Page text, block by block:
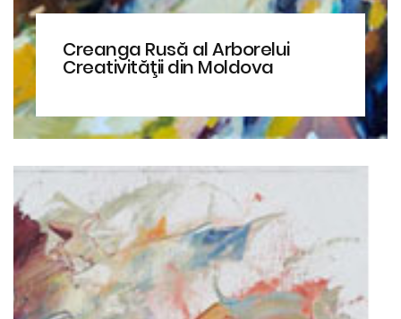
Creanga Rusă al Arborelui
Creativităţii din Moldova